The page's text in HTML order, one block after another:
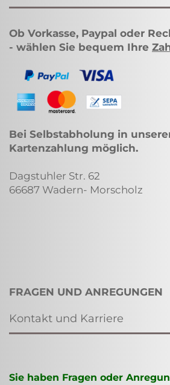
Ob Vorkasse, Paypal oder
- wählen Sie bequem Ihre
Bei Selbstabholung in
Kartenzahlung möglich.
Dagstuhler Str. 62
66687 Wadern- Morscholz
FRAGEN UND ANREGUNGEN
Kontakt und Karriere
Sie haben Fragen oder